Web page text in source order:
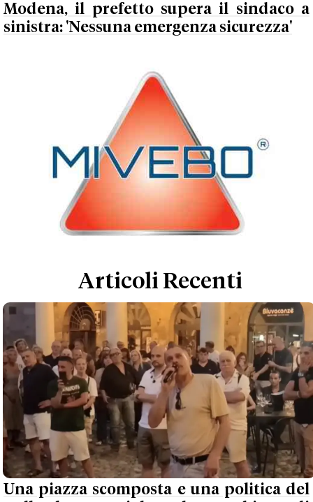
Modena, il prefetto supera il sindaco a
sinistra: 'Nessuna emergenza sicurezza'
Articoli Recenti
Una piazza scomposta e una politica del